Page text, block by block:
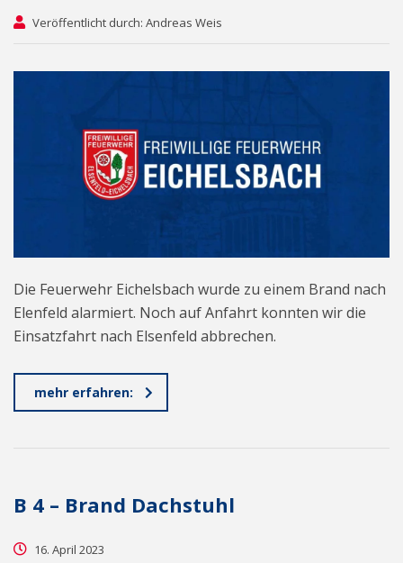
Veröffentlicht durch: Andreas Weis
Die Feuerwehr Eichelsbach wurde zu einem Brand nach
Elenfeld alarmiert. Noch auf Anfahrt konnten wir die
Einsatzfahrt nach Elsenfeld abbrechen.
mehr erfahren:
B 4 – Brand Dachstuhl
16. April 2023